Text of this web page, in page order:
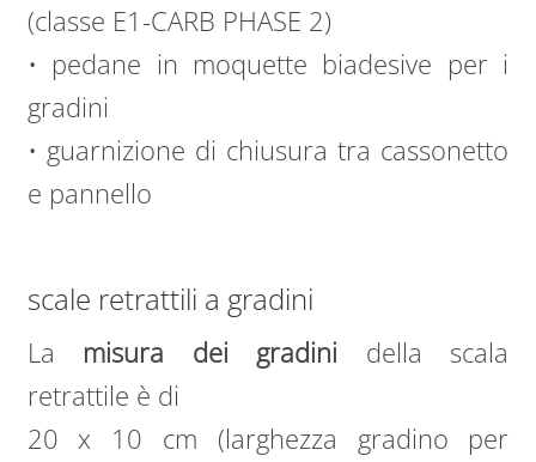
(classe E1-CARB PHASE 2)
• pedane in moquette biadesive per i
gradini
• guarnizione di chiusura tra cassonetto
e pannello
scale retrattili a gradini
La misura dei gradini della scala
retrattile è di
20 x 10 cm (larghezza gradino per